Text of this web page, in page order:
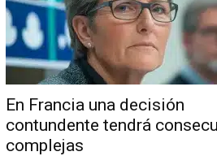
No te
En Francia una decisión
contundente tendrá
complejas